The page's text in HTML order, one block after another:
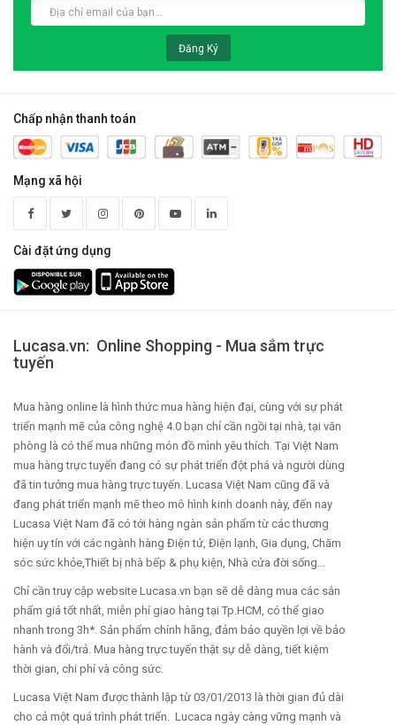
Đăng Ký
Chấp nhận thanh toán
Mạng xã hội
Cài đặt ứng dụng
Lucasa.vn: Online Shopping - Mua sắm trực
tuyến
Mua hàng online là hình thức mua hàng hiện đại, cùng với sự phát
triển mạnh mẽ của công nghệ 4.0 bạn chỉ cần ngồi tại nhà, tại văn
phòng là có thể mua những món đồ mình yêu thích. Tại Việt Nam
mua hàng trực tuyến đang có sự phát triển đột phá và người dùng
đã tin tưởng mua hàng trực tuyến. Lucasa Việt Nam cũng đã và
đang phát triển mạnh mẽ theo mô hình kinh doanh này, đến nay
Lucasa Việt Nam đã có tới hàng ngàn sản phẩm từ các thương
hiện uy tín với các ngành hàng Điện tử, Điện lạnh, Gia dụng, Chăm
sóc sức khỏe,Thiết bị nhà bếp & phụ kiện, Nhà cửa đời sống...
Chỉ cần truy cập website Lucasa.vn bạn sẽ dễ dàng mua các sản
phẩm giá tốt nhất, miễn phí giao hàng tại Tp.HCM, có thể giao
nhanh trong 3h*. Sản phẩm chính hãng, đảm bảo quyền lợi về bảo
hành và đổi/trả. Mua hàng trực tuyến thật sự dễ dàng, tiết kiệm
thời gian, chi phí và công sức.
Lucasa Việt Nam được thành lập từ 03/01/2013 là thời gian đủ dài
cho cả một quá trình phát triển. Lucaca ngày càng vững mạnh và